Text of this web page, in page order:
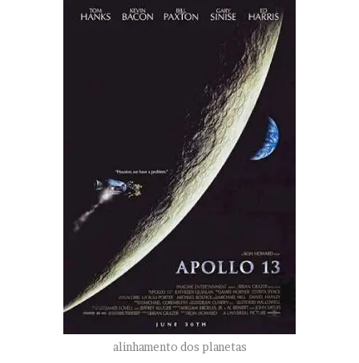
alinhamento dos planetas